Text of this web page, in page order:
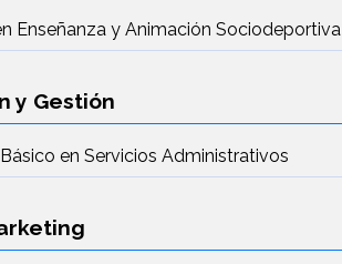
Enseñanza y Animación Sociodeportiva
y Gestión
en Servicios Administrativos